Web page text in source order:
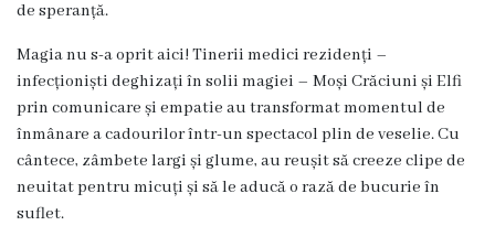
de
succes
Secții
de speranță.
Magia nu s-a oprit aici! Tinerii medici rezidenți –
infecționiști deghizați în solii magiei – Moși Crăciuni și Elfi
prin comunicare și empatie au transformat momentul de
înmânare a cadourilor într-un spectacol plin de veselie. Cu
cântece, zâmbete largi și glume, au reușit să creeze clipe de
neuitat pentru micuți și să le aducă o rază de bucurie în
suflet.